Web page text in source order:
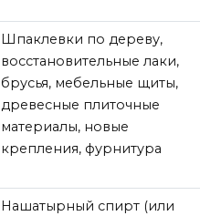
Шпаклевки по дереву,
восстановительные лаки,
брусья, мебельные щиты,
древесные плиточные
материалы, новые
крепления, фурнитура
Нашатырный спирт (или